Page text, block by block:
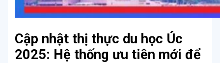
Cập nhật thị thực du học Úc
2025: Hệ thống ưu tiên mới để